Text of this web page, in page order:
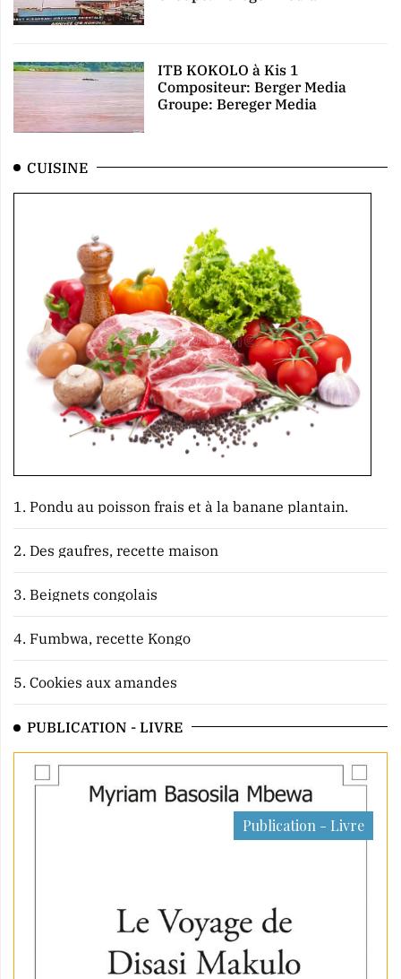
ITB KOKOLO à Kis 1
Compositeur: Berger Media
Groupe: Bereger Media
CUISINE
1. Pondu au poisson frais et à la banane plantain.
2. Des gaufres, recette maison
3. Beignets congolais
4. Fumbwa, recette Kongo
5. Cookies aux amandes
PUBLICATION - LIVRE
Publication - Livre